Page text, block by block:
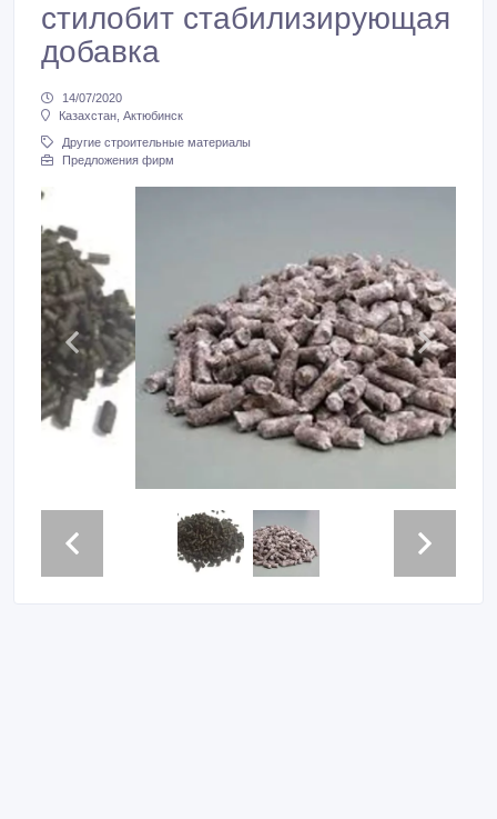
стилобит стабилизирующая
добавка
14/07/2020
Казахстан, Актюбинск
Другие строительные материалы
Предложения фирм